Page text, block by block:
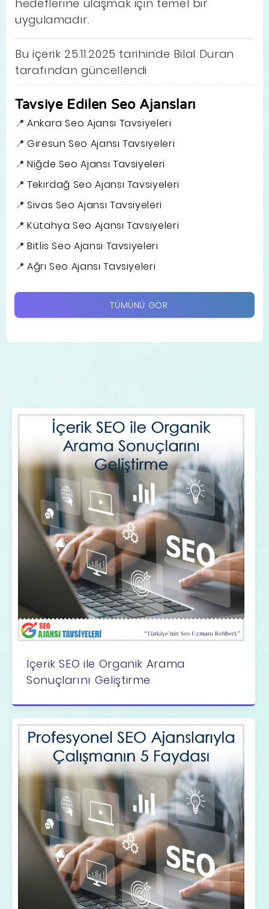
hedeflerine ulaşmak için temel bir
uygulamadır.
Bu içerik 25.11.2025 tarihinde Bilal Duran
tarafından güncellendi
Tavsiye Edilen Seo Ajansları
Ankara Seo Ajansı Tavsiyeleri
Giresun Seo Ajansı Tavsiyeleri
Niğde Seo Ajansı Tavsiyeleri
Tekirdağ Seo Ajansı Tavsiyeleri
Sivas Seo Ajansı Tavsiyeleri
Kütahya Seo Ajansı Tavsiyeleri
Bitlis Seo Ajansı Tavsiyeleri
Ağrı Seo Ajansı Tavsiyeleri
TÜMÜNÜ GÖR
İçerik SEO ile Organik Arama
Sonuçlarını Geliştirme